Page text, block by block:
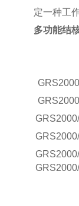
定一种工
多功能结
GRS
GRS
GRS
GRS
GRS
GRS